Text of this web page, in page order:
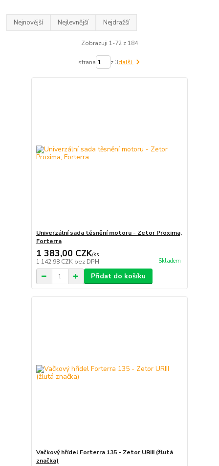
Nejnovější Nejlevnější Nejdražší
Zobrazuji 1-72 z 184
strana z 3další
Univerzální sada těsnění motoru - Zetor Proxima,
Forterra
1 383,00 CZK/ks
1 142,98 CZK bez DPH Skladem
Přidat do košíku
Vačkový hřídel Forterra 135 - Zetor URIII (žlutá
značka)